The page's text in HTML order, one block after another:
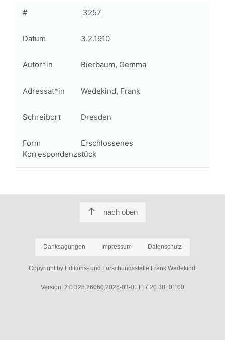
# 3257
Datum 3.2.1910
Autor*in Bierbaum, Gemma
Adressat*in Wedekind, Frank
Schreibort Dresden
Form
Erschlossenes
Korrespondenzstück
nach oben
Danksagungen Impressum Datenschutz
Copyright by Editions- und Forschungsstelle Frank Wedekind.
Version: 2.0.328.26060,2026-03-01T17:20:38+01:00